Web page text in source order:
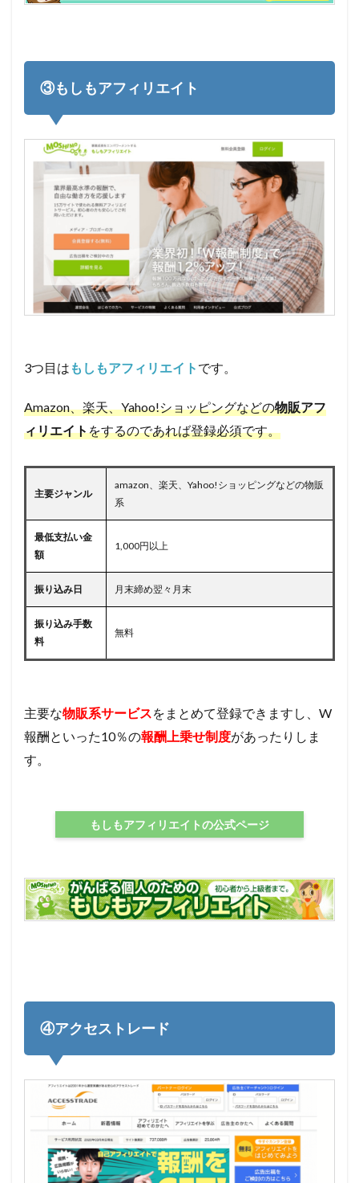
③もしもアフィリエイト
3つ目は もしもアフィリエイト です。
Amazon、楽天、Yahoo!ショッピングなどの物販アフ
ィリエイトをするのであれば登録必須です。
主要ジャンル
amazon、楽天、Yahoo!ショッピングなどの物販
系
最低支払い金
額
1,000円以上
振り込み日 月末締め翌々月末
振り込み手数
料
無料
主要な物販系サービスをまとめて登録できますし、W
報酬といった10％の報酬上乗せ制度があったりしま
す。
もしもアフィリエイトの公式ページ
④アクセストレード